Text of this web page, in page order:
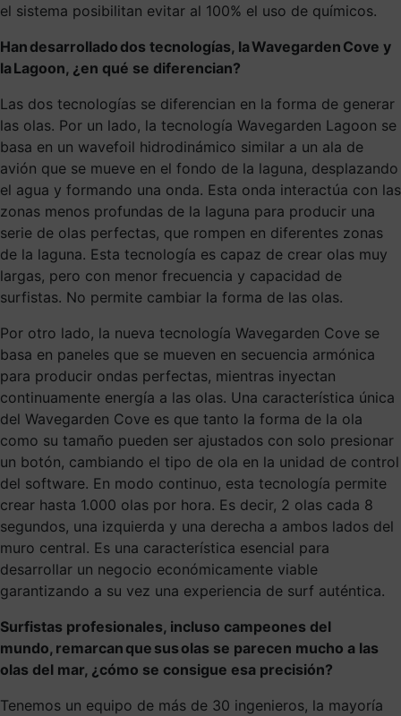
el sistema posibilitan evitar al 100% el uso de químicos.
Han desarrollado dos tecnologías, la Wavegarden Cove y
la Lagoon, ¿en qué se diferencian?
Las dos tecnologías se diferencian en la forma de generar
las olas. Por un lado, la tecnología Wavegarden Lagoon se
basa en un wavefoil hidrodinámico similar a un ala de
avión que se mueve en el fondo de la laguna, desplazando
el agua y formando una onda. Esta onda interactúa con las
zonas menos profundas de la laguna para producir una
serie de olas perfectas, que rompen en diferentes zonas
de la laguna. Esta tecnología es capaz de crear olas muy
largas, pero con menor frecuencia y capacidad de
surfistas. No permite cambiar la forma de las olas.
Por otro lado, la nueva tecnología Wavegarden Cove se
basa en paneles que se mueven en secuencia armónica
para producir ondas perfectas, mientras inyectan
continuamente energía a las olas. Una característica única
del Wavegarden Cove es que tanto la forma de la ola
como su tamaño pueden ser ajustados con solo presionar
un botón, cambiando el tipo de ola en la unidad de control
del software. En modo continuo, esta tecnología permite
crear hasta 1.000 olas por hora. Es decir, 2 olas cada 8
segundos, una izquierda y una derecha a ambos lados del
muro central. Es una característica esencial para
desarrollar un negocio económicamente viable
garantizando a su vez una experiencia de surf auténtica.
Surfistas profesionales, incluso campeones del
mundo, remarcan que sus olas se parecen mucho a las
olas del mar, ¿cómo se consigue esa precisión?
Tenemos un equipo de más de 30 ingenieros, la mayoría